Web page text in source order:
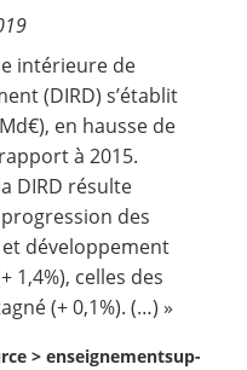
intérieure de
(DIRD) s’établit
en hausse de
à 2015.
DIRD résulte
des
développement
1,4%), celles des
(+ 0,1%). (…) »
> enseignementsup-